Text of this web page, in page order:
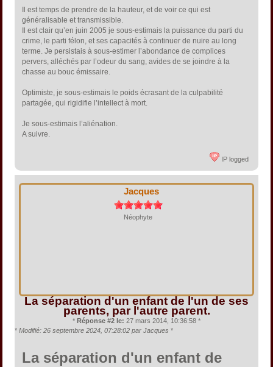
Il est temps de prendre de la hauteur, et de voir ce qui est
généralisable et transmissible.
Il est clair qu’en juin 2005 je sous-estimais la puissance du parti du
crime, le parti félon, et ses capacités à continuer de nuire au long
terme. Je persistais à sous-estimer l’abondance de complices
pervers, alléchés par l’odeur du sang, avides de se joindre à la
chasse au bouc émissaire.
Optimiste, je sous-estimais le poids écrasant de la culpabilité
partagée, qui rigidifie l’intellect à mort.
Je sous-estimais l’aliénation.
A suivre.
IP logged
Jacques
Néophyte
La séparation d'un enfant de l'un de ses
parents, par l'autre parent.
* Réponse #2 le: 27 mars 2014, 10:36:58 *
* Modifié: 26 septembre 2024, 07:28:02 par Jacques *
La séparation d'un enfant de